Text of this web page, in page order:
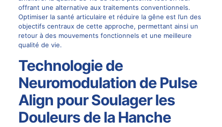
offrant une alternative aux traitements conventionnels.
Optimiser la santé articulaire et réduire la gêne est l’un des
objectifs centraux de cette approche, permettant ainsi un
retour à des mouvements fonctionnels et une meilleure
qualité de vie.
Technologie de
Neuromodulation de Pulse
Align pour Soulager les
Douleurs de la Hanche